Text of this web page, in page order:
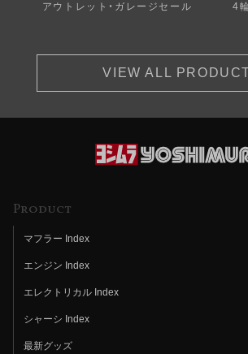
アウトレット・ガレージセール 4
VIEW ALL
Product
マフラー Index
エンジン Index
エレクトリカル Index
シャーシ Index
最新グッズ